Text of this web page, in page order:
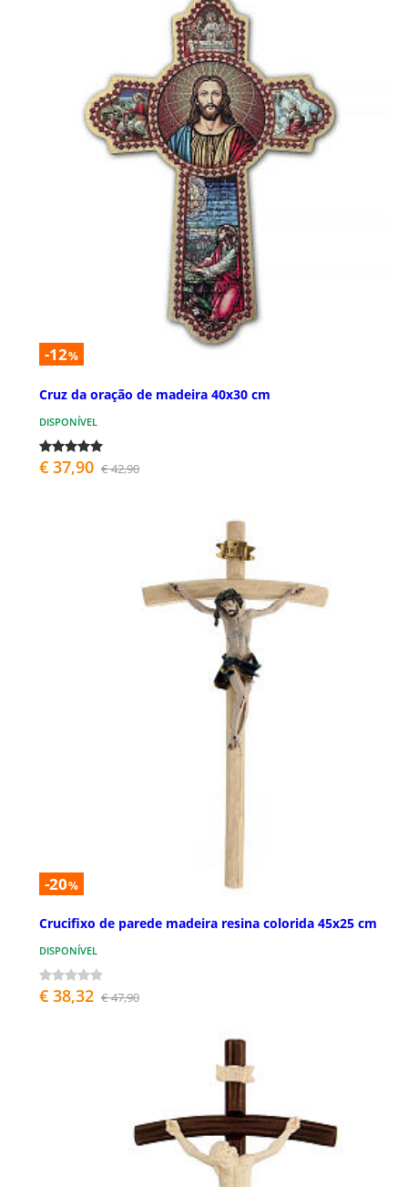
-12%
Cruz da oração de madeira 40x30 cm
DISPONÍVEL
€ 37,90 € 42,90
-20%
Crucifixo de parede madeira resina colorida 45x25 cm
DISPONÍVEL
€ 38,32 € 47,90